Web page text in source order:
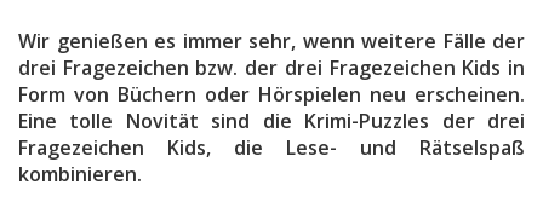
Wir genießen es immer sehr, wenn weitere Fälle der
drei Fragezeichen bzw. der drei Fragezeichen Kids in
Form von Büchern oder Hörspielen neu erscheinen.
Eine tolle Novität sind die Krimi-Puzzles der drei
Fragezeichen Kids, die Lese- und Rätselspaß
kombinieren.